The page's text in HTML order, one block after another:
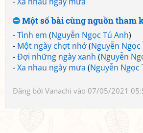
Một số bài cùng nguồn tham
-Tình em (Nguyễn Ngọc Tú Anh)
- Một ngày chợt nhớ(Nguyễn Ngọc
-Đợi những ngày xanh (Nguyễn
-Xa nhau ngày mưa (Nguyễn Ngọc
Đăng bởi Vanachi vào 07/05/2021